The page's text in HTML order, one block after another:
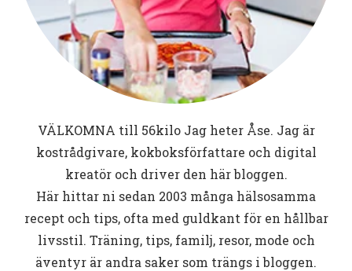
VÄLKOMNA till 56kiloJag heter Åse. Jag är
kostrådgivare, kokboksförfattare och digital
kreatör och driver den här bloggen.
Här hittar ni sedan 2003 många hälsosamma
recept och tips, ofta med guldkant för en hållbar
livsstil. Träning, tips, familj, resor, mode och
äventyr är andra saker som trängs i bloggen.